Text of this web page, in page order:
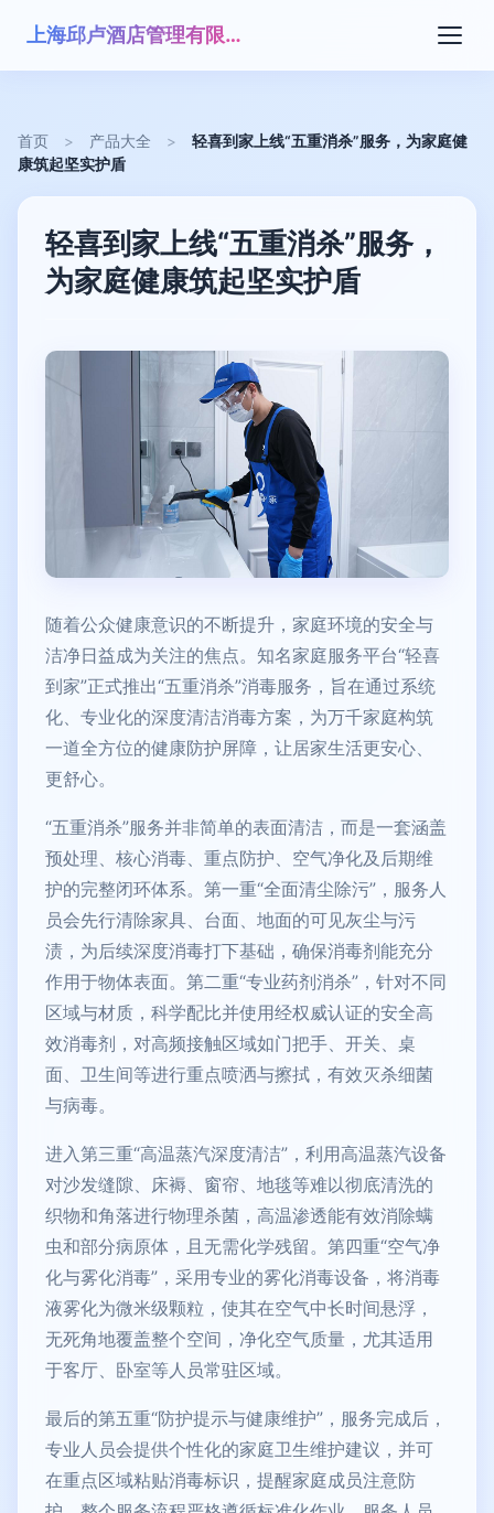
上海邱卢酒店管理有限公司
首页 > 产品大全 >
轻喜到家上线“五重消杀”服务，为家庭健
康筑起坚实护盾
轻喜到家上线“五重消杀”服务，
为家庭健康筑起坚实护盾
随着公众健康意识的不断提升，家庭环境的安全与
洁净日益成为关注的焦点。知名家庭服务平台“轻喜
到家”正式推出“五重消杀”消毒服务，旨在通过系统
化、专业化的深度清洁消毒方案，为万千家庭构筑
一道全方位的健康防护屏障，让居家生活更安心、
更舒心。
“五重消杀”服务并非简单的表面清洁，而是一套涵盖
预处理、核心消毒、重点防护、空气净化及后期维
护的完整闭环体系。第一重“全面清尘除污”，服务人
员会先行清除家具、台面、地面的可见灰尘与污
渍，为后续深度消毒打下基础，确保消毒剂能充分
作用于物体表面。第二重“专业药剂消杀”，针对不同
区域与材质，科学配比并使用经权威认证的安全高
效消毒剂，对高频接触区域如门把手、开关、桌
面、卫生间等进行重点喷洒与擦拭，有效灭杀细菌
与病毒。
进入第三重“高温蒸汽深度清洁”，利用高温蒸汽设备
对沙发缝隙、床褥、窗帘、地毯等难以彻底清洗的
织物和角落进行物理杀菌，高温渗透能有效消除螨
虫和部分病原体，且无需化学残留。第四重“空气净
化与雾化消毒”，采用专业的雾化消毒设备，将消毒
液雾化为微米级颗粒，使其在空气中长时间悬浮，
无死角地覆盖整个空间，净化空气质量，尤其适用
于客厅、卧室等人员常驻区域。
最后的第五重“防护提示与健康维护”，服务完成后，
专业人员会提供个性化的家庭卫生维护建议，并可
在重点区域粘贴消毒标识，提醒家庭成员注意防